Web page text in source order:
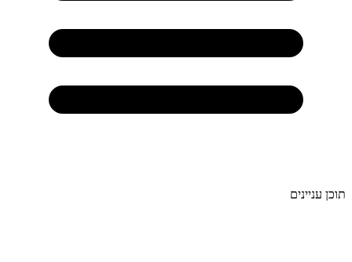
תוכן עניינים